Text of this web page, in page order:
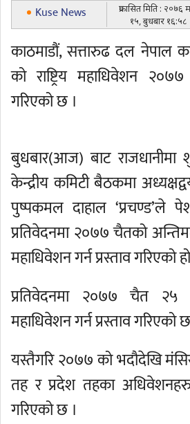
Kuse News
प्रकासित मिति : २०७६
१५, बुधबार १६:५८
काठमाडौं, सत्तारुढ दल नेपाल
को राष्ट्रिय महाधिवेशन
गरिएको छ ।
बुधबार(आज) बाट
केन्द्रीय कमिटी बैठकमा
पुष्पकमल दाहाल ‘प्रचण्ड’ले
प्रतिवेदनमा २०७७ चैतको
महाधिवेशन गर्न प्रस्ताव गरिएको
प्रतिवेदनमा २०७७ चैत
महाधिवेशन गर्न प्रस्ताव गरिएको
यस्तैगरि २०७७ को भदौदेखि
तह र प्रदेश तहका अधिवेशनहरु
गरिएको छ ।